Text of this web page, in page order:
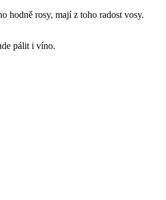
hodně rosy, mají z toho radost vosy.
pálit i víno.